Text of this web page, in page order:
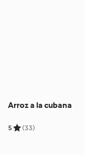
Arroz a la cubana
5 (33)